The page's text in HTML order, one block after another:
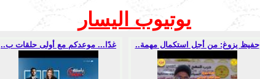
يوتيوب اليسار
غدًا... موعدكم مع أولى حلقات ب.. حفيظ يزوغ: من أجل استكمال مهمة..